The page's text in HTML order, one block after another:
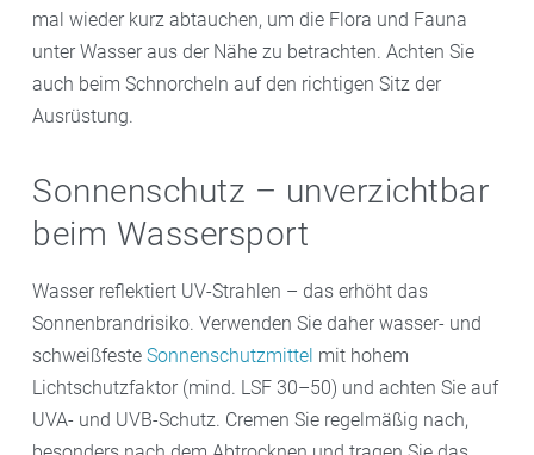
mal wieder kurz abtauchen, um die Flora und Fauna
unter Wasser aus der Nähe zu betrachten. Achten Sie
auch beim Schnorcheln auf den richtigen Sitz der
Ausrüstung.
Sonnenschutz – unverzichtbar
beim Wassersport
Wasser reflektiert UV-Strahlen – das erhöht das
Sonnenbrandrisiko. Verwenden Sie daher wasser- und
schweißfeste Sonnenschutzmittel mit hohem
Lichtschutzfaktor (mind. LSF 30–50) und achten Sie auf
UVA- und UVB-Schutz. Cremen Sie regelmäßig nach,